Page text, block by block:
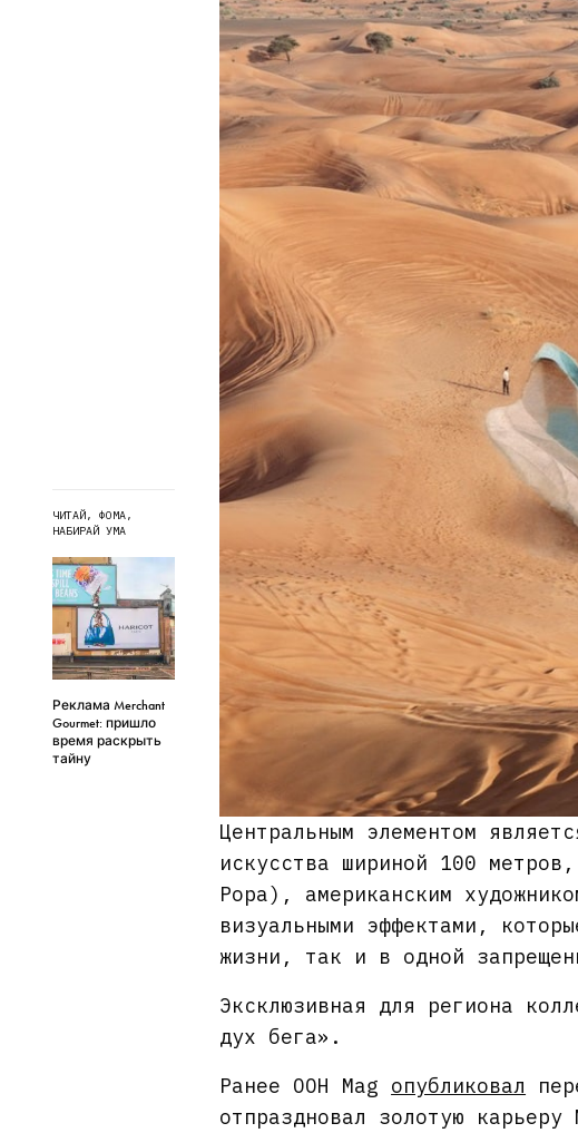
ЧИТАЙ, ФОМА,
НАБИРАЙ УМА
Реклама Merchant
Gourmet: пришло
время раскрыть
тайну
Центральным элементом
искусства шириной 100
Popa), американским
визуальными эффектами,
жизни, так и в одной
Эксклюзивная для региона
дух бега».
Ранее OOH Mag опубликовал
отпраздновал золотую